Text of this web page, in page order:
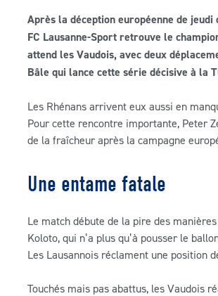
Après la déception européenne de
FC Lausanne-Sport retrouve le
attend les Vaudois, avec deux
Bâle qui lance cette série décisive à la
Les Rhénans arrivent eux aussi en
Pour cette rencontre importante, Peter
de la fraîcheur après la campagne
Une entame fatale
Le match débute de la pire des
Koloto, qui n’a plus qu’à pousser le
Les Lausannois réclament une position
Touchés mais pas abattus, les Vaudois